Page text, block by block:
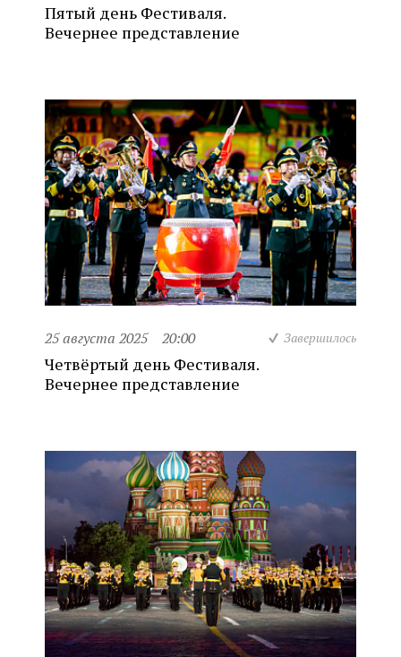
Пятый день Фестиваля.
Вечернее представление
25 августа 2025 20:00 Завершилось
Четвёртый день Фестиваля.
Вечернее представление